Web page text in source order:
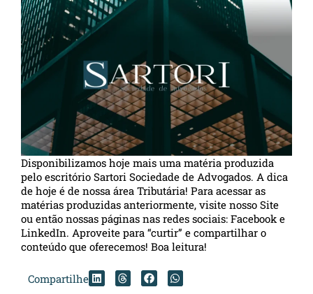
Disponibilizamos hoje mais uma matéria produzida
pelo escritório Sartori Sociedade de Advogados. A dica
de hoje é de nossa área Tributária! Para acessar as
matérias produzidas anteriormente, visite nosso Site
ou então nossas páginas nas redes sociais: Facebook e
LinkedIn. Aproveite para “curtir” e compartilhar o
conteúdo que oferecemos! Boa leitura!
Compartilhe